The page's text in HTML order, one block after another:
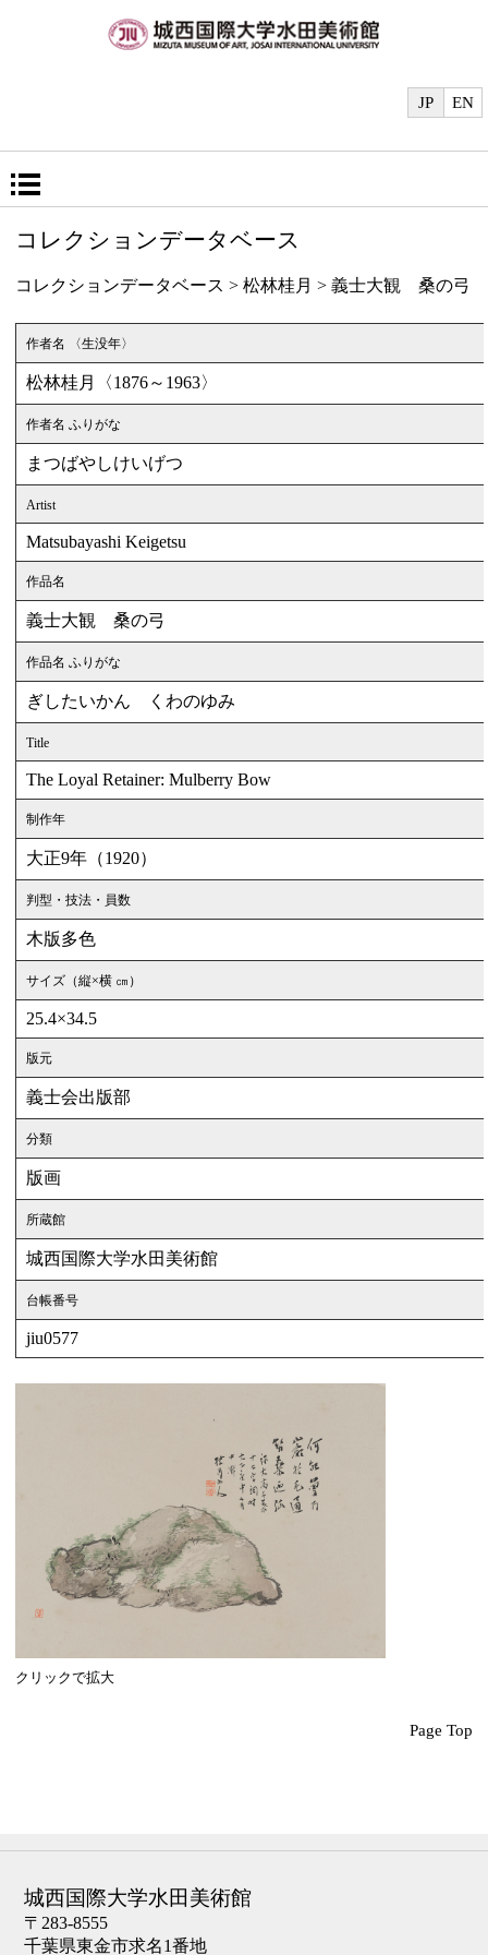
EN
JP
コレクションデータベース
コレクションデータベース > 松林桂月 > 義士大観 桑の弓
作者名 〈生没年〉
松林桂月〈1876～1963〉
作者名 ふりがな
まつばやしけいげつ
Artist
Matsubayashi Keigetsu
作品名
義士大観 桑の弓
作品名 ふりがな
ぎしたいかん くわのゆみ
Title
The Loyal Retainer: Mulberry Bow
制作年
大正9年（1920）
判型・技法・員数
木版多色
サイズ（縦×横 ㎝）
25.4×34.5
版元
義士会出版部
分類
版画
所蔵館
城西国際大学水田美術館
台帳番号
jiu0577
クリックで拡大
Page Top
城西国際大学水田美術館
〒283-8555
千葉県東金市求名1番地